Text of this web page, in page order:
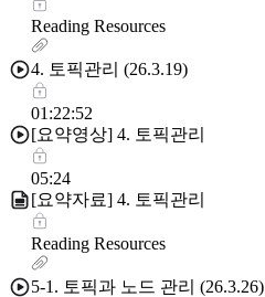
Reading Resources
4. 토픽관리 (26.3.19)
01:22:52
[요약영상] 4. 토픽관리
05:24
[요약자료] 4. 토픽관리
Reading Resources
5-1. 토픽과 노드 관리 (26.3.26)